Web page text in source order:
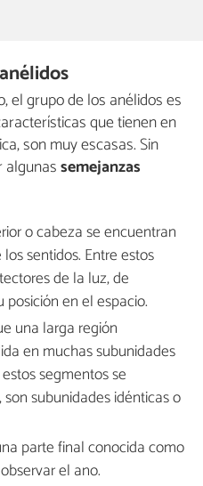
el grupo de los anélidos es
que tienen en
son muy escasas. Sin
semejanzas
o cabeza se encuentran
sentidos. Entre estos
de la luz, de
en el espacio.
una larga región
en muchas subunidades
segmentos se
subunidades idénticas o
parte final conocida como
el ano.